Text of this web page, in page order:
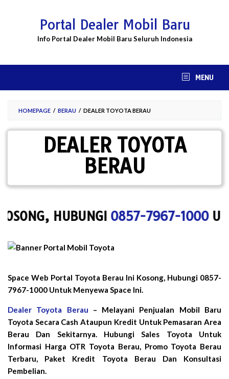
Portal Dealer Mobil Baru
Info Portal Dealer Mobil Baru Seluruh Indonesia
MENU
HOMEPAGE / BERAU / DEALER TOYOTA BERAU
DEALER TOYOTA
BERAU
HUBUNGI0857-7967-1000UNTUK
Space Web Portal Toyota Berau Ini Kosong, Hubungi 0857-
7967-1000 Untuk Menyewa Space Ini.
Dealer Toyota Berau – Melayani Penjualan Mobil Baru
Toyota Secara Cash Ataupun Kredit Untuk Pemasaran Area
Berau Dan Sekitarnya. Hubungi Sales Toyota Untuk
Informasi Harga OTR Toyota Berau, Promo Toyota Berau
Terbaru, Paket Kredit Toyota Berau Dan Konsultasi
Pembelian.